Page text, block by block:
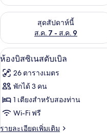
สุดสัปดาห์นี้
ส.ค. 7 - ส.ค. 9
ตรวจสอบจำนวนห้องพักว่างใ
เปิด
ภาพถ่าย
ทั้งหมด
ของ
ห้อ
งบิส
8
ห้องบิสซิเนสดับเบิล
26 ตารางเมตร
พักได้ 3 คน
1 เตียงสำหรับสองท่าน
Wi-Fi ฟรี
รายละเอียดเพิ่มเติม
ราย